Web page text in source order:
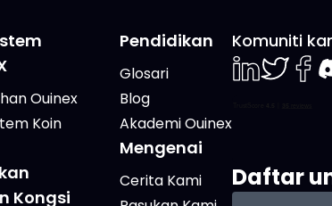
Ouinex
Koin
Kongsi
Pendidikan
Glosari
Blog
Akademi Ouinex
Mengenai
Cerita Kami
Komuniti
Daftar